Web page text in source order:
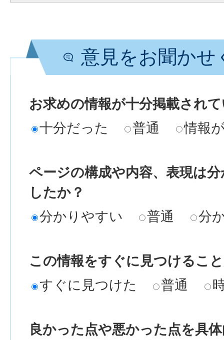
意見をお聞かせ
お求めの情報が十分掲載され
十分だった
普通 情報
ページの構成や内容、表現は
したか？
分かりやすい
普通 分
この情報をすぐに見つけるこ
すぐに見つけた
普通
良かった点や悪かった点を具